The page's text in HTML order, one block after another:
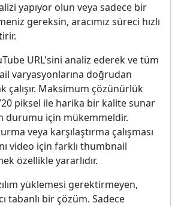
yapıyor olun veya sadece bir
gereksin, aracımız süreci hızlı
URL'sini analiz ederek ve tüm
varyasyonlarına doğrudan
çalışır. Maksimum çözünürlük
piksel ile harika bir kalite sunar
durumu için mükemmeldir.
veya karşılaştırma çalışması
video için farklı thumbnail
özellikle yararlıdır.
yüklemesi gerektirmeyen,
tabanlı bir çözüm. Sadece